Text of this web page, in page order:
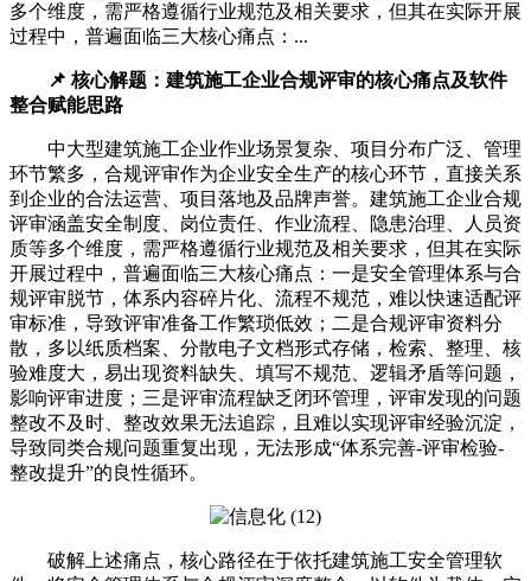
多个维度，需严格遵循行业规范及相关要求，但其在实际开展
过程中，普遍面临三大核心痛点：...
📌 核心解题：建筑施工企业合规评审的核心痛点及软件
整合赋能思路
中大型建筑施工企业作业场景复杂、项目分布广泛、管理
环节繁多，合规评审作为企业安全生产的核心环节，直接关系
到企业的合法运营、项目落地及品牌声誉。建筑施工企业合规
评审涵盖安全制度、岗位责任、作业流程、隐患治理、人员资
质等多个维度，需严格遵循行业规范及相关要求，但其在实际
开展过程中，普遍面临三大核心痛点：一是安全管理体系与合
规评审脱节，体系内容碎片化、流程不规范，难以快速适配评
审标准，导致评审准备工作繁琐低效；二是合规评审资料分
散，多以纸质档案、分散电子文档形式存储，检索、整理、核
验难度大，易出现资料缺失、填写不规范、逻辑矛盾等问题，
影响评审进度；三是评审流程缺乏闭环管理，评审发现的问题
整改不及时、整改效果无法追踪，且难以实现评审经验沉淀，
导致同类合规问题重复出现，无法形成“体系完善-评审检验-
整改提升”的良性循环。
破解上述痛点，核心路径在于依托建筑施工安全管理软